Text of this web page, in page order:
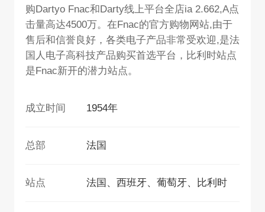
购Dartyo Fnac和Darty线上平台全店ia 2.662,А点
击量高达4500万。在Fnac的官方购物网站,由于
售后和信誉良好，各类电子产品非常受欢迎,是法
国人电子高科技产品购买首选平台，比利时站点
是Fnac新开的潜力站点。
成立时间 1954年
总部 法国
站点 法国、西班牙、葡萄牙、比利时